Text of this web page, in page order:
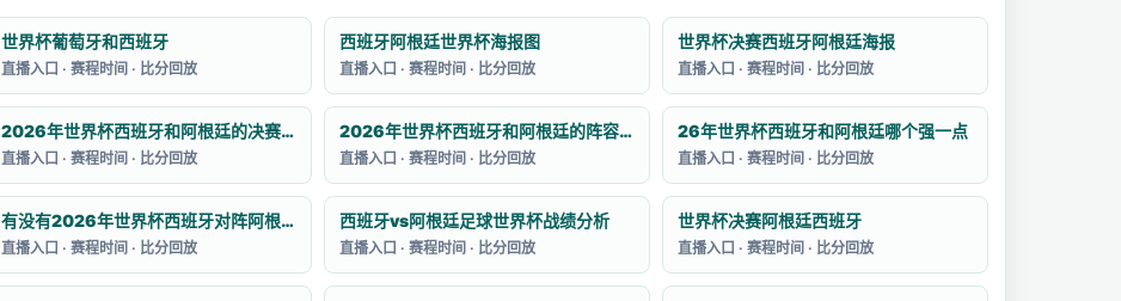
世界杯葡萄牙和西班牙
直播入口 · 赛程时间 · 比分回放
西班牙阿根廷世界杯海报图
直播入口 · 赛程时间 · 比分回放
世界杯决赛西班牙阿根廷海报
直播入口 · 赛程时间 · 比分回放
2026年世界杯西班牙和阿根廷的决赛预测
直播入口 · 赛程时间 · 比分回放
2026年世界杯西班牙和阿根廷的阵容如何
直播入口 · 赛程时间 · 比分回放
26年世界杯西班牙和阿根廷哪个强一点
直播入口 · 赛程时间 · 比分回放
有没有2026年世界杯西班牙对阵阿根廷的集锦
直播入口 · 赛程时间 · 比分回放
西班牙vs阿根廷足球世界杯战绩分析
直播入口 · 赛程时间 · 比分回放
世界杯决赛阿根廷西班牙
直播入口 · 赛程时间 · 比分回放